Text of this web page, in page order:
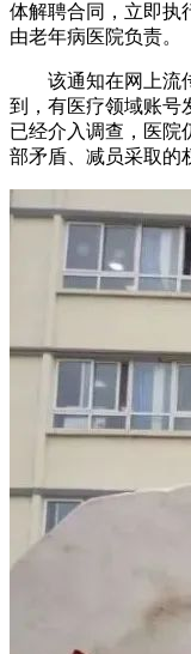
体解聘合同，立即执
由老年病医院负责。
该通知在网上流
到，有医疗领域账号
已经介入调查，医院
部矛盾、减员采取的